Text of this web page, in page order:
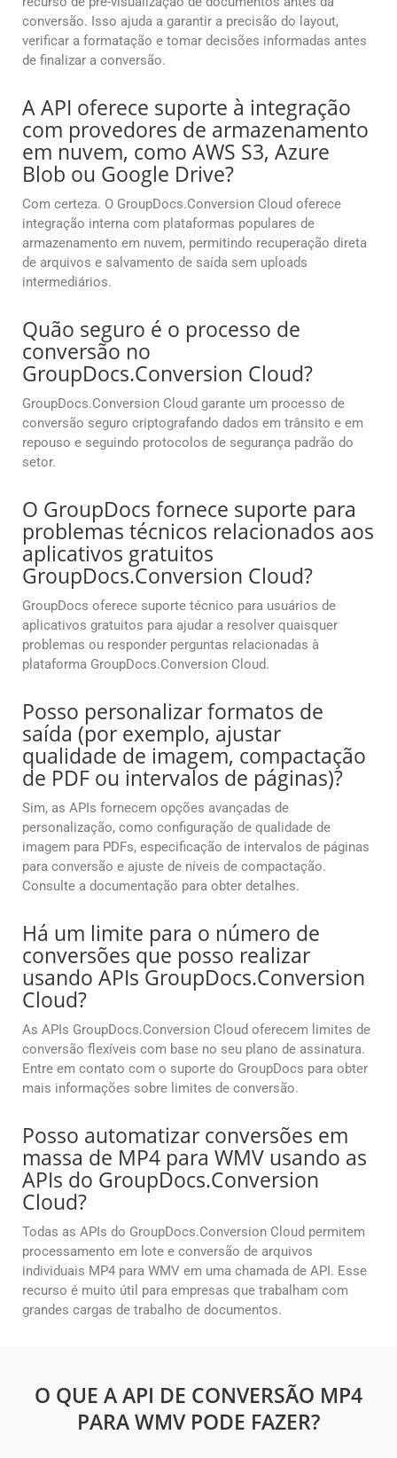
conversão. Isso ajuda a garantir a precisão do layout,
verificar a formatação e tomar decisões informadas antes
de finalizar a conversão.
A API oferece suporte à integração
com provedores de armazenamento
em nuvem, como AWS S3, Azure
Blob ou Google Drive?
Com certeza. O GroupDocs.Conversion Cloud oferece
integração interna com plataformas populares de
armazenamento em nuvem, permitindo recuperação direta
de arquivos e salvamento de saída sem uploads
intermediários.
Quão seguro é o processo de
conversão no
GroupDocs.Conversion Cloud?
GroupDocs.Conversion Cloud garante um processo de
conversão seguro criptografando dados em trânsito e em
repouso e seguindo protocolos de segurança padrão do
setor.
O GroupDocs fornece suporte para
problemas técnicos relacionados aos
aplicativos gratuitos
GroupDocs.Conversion Cloud?
GroupDocs oferece suporte técnico para usuários de
aplicativos gratuitos para ajudar a resolver quaisquer
problemas ou responder perguntas relacionadas à
plataforma GroupDocs.Conversion Cloud.
Posso personalizar formatos de
saída (por exemplo, ajustar
qualidade de imagem, compactação
de PDF ou intervalos de páginas)?
Sim, as APIs fornecem opções avançadas de
personalização, como configuração de qualidade de
imagem para PDFs, especificação de intervalos de páginas
para conversão e ajuste de níveis de compactação.
Consulte a documentação para obter detalhes.
Há um limite para o número de
conversões que posso realizar
usando APIs GroupDocs.Conversion
Cloud?
As APIs GroupDocs.Conversion Cloud oferecem limites de
conversão flexíveis com base no seu plano de assinatura.
Entre em contato com o suporte do GroupDocs para obter
mais informações sobre limites de conversão.
Posso automatizar conversões em
massa de MP4 para WMV usando as
APIs do GroupDocs.Conversion
Cloud?
Todas as APIs do GroupDocs.Conversion Cloud permitem
processamento em lote e conversão de arquivos
individuais MP4 para WMV em uma chamada de API. Esse
recurso é muito útil para empresas que trabalham com
grandes cargas de trabalho de documentos.
O QUE A API DE CONVERSÃO MP4
PARA WMV PODE FAZER?